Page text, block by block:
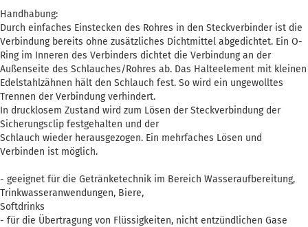
Handhabung:
Durch einfaches Einstecken des Rohres in den Steckverbinder ist die
Verbindung bereits ohne zusätzliches Dichtmittel abgedichtet. Ein O-
Ring im Inneren des Verbinders dichtet die Verbindung an der
Außenseite des Schlauches/Rohres ab. Das Halteelement mit kleinen
Edelstahlzähnen hält den Schlauch fest. So wird ein ungewolltes
Trennen der Verbindung verhindert.
In drucklosem Zustand wird zum Lösen der Steckverbindung der
Sicherungsclip festgehalten und der
Schlauch wieder herausgezogen. Ein mehrfaches Lösen und
Verbinden ist möglich.
- geeignet für die Getränketechnik im Bereich Wasseraufbereitung,
Trinkwasseranwendungen, Biere,
Softdrinks
- für die Übertragung von Flüssigkeiten, nicht entzündlichen Gase